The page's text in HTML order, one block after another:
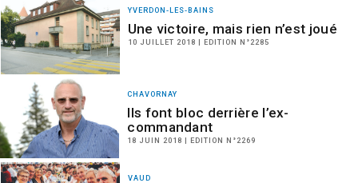
YVERDON-LES-BAINS
Une victoire, mais rien n’est joué
10 JUILLET 2018 | EDITION N°2285
CHAVORNAY
Ils font bloc derrière l’ex-
commandant
18 JUIN 2018 | EDITION N°2269
VAUD